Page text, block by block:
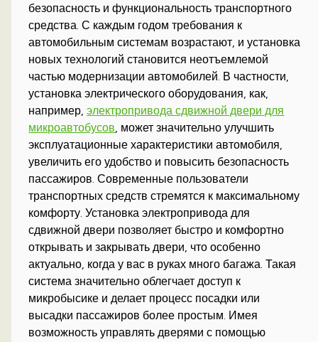
безопасность и функциональность транспортного
средства. С каждым годом требования к
автомобильным системам возрастают, и установка
новых технологий становится неотъемлемой
частью модернизации автомобилей. В частности,
установка электрического оборудования, как,
например,электропривода сдвижной двери для
микроавтобусов, может значительно улучшить
эксплуатационные характеристики автомобиля,
увеличить его удобство и повысить безопасность
пассажиров. Современные пользователи
транспортных средств стремятся к максимальному
комфорту. Установка электропривода для
сдвижной двери позволяет быстро и комфортно
открывать и закрывать двери, что особенно
актуально, когда у вас в руках много багажа. Такая
система значительно облегчает доступ к
микробысике и делает процесс посадки или
высадки пассажиров более простым. Имея
возможность управлять дверями с помощью